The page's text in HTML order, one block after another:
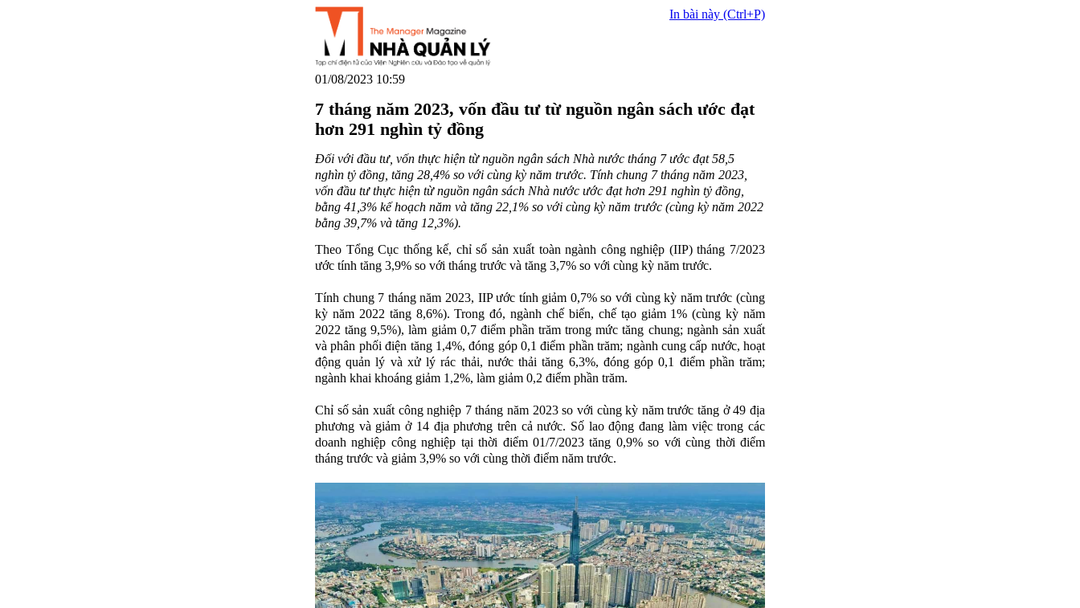
01/08/2023 10:59
In bài này (Ctrl+P)
7 tháng năm 2023, vốn đầu tư từ nguồn ngân sách ước đạt
hơn 291 nghìn tỷ đồng
Đối với đầu tư, vốn thực hiện từ nguồn ngân sách Nhà nước tháng 7 ước đạt 58,5
nghìn tỷ đồng, tăng 28,4% so với cùng kỳ năm trước. Tính chung 7 tháng năm 2023,
vốn đầu tư thực hiện từ nguồn ngân sách Nhà nước ước đạt hơn 291 nghìn tỷ đồng,
bằng 41,3% kế hoạch năm và tăng 22,1% so với cùng kỳ năm trước (cùng kỳ năm 2022
bằng 39,7% và tăng 12,3%).
Theo Tổng Cục thống kế, chỉ số sản xuất toàn ngành công nghiệp (IIP) tháng 7/2023
ước tính tăng 3,9% so với tháng trước và tăng 3,7% so với cùng kỳ năm trước.
Tính chung 7 tháng năm 2023, IIP ước tính giảm 0,7% so với cùng kỳ năm trước (cùng
kỳ năm 2022 tăng 8,6%). Trong đó, ngành chế biến, chế tạo giảm 1% (cùng kỳ năm
2022 tăng 9,5%), làm giảm 0,7 điểm phần trăm trong mức tăng chung; ngành sản xuất
và phân phối điện tăng 1,4%, đóng góp 0,1 điểm phần trăm; ngành cung cấp nước, hoạt
động quản lý và xử lý rác thải, nước thải tăng 6,3%, đóng góp 0,1 điểm phần trăm;
ngành khai khoáng giảm 1,2%, làm giảm 0,2 điểm phần trăm.
Chỉ số sản xuất công nghiệp 7 tháng năm 2023 so với cùng kỳ năm trước tăng ở 49 địa
phương và giảm ở 14 địa phương trên cả nước. Số lao động đang làm việc trong các
doanh nghiệp công nghiệp tại thời điểm 01/7/2023 tăng 0,9% so với cùng thời điểm
tháng trước và giảm 3,9% so với cùng thời điểm năm trước.